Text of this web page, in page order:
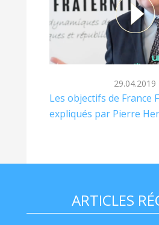
29.04.2019
Les objectifs de France
expliqués par Pierre
ARTICLES